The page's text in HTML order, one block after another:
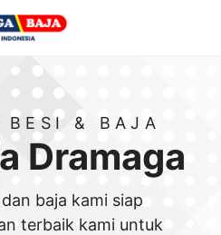
BESI & BAJA
Dramaga
baja kami siap
terbaik kami untuk